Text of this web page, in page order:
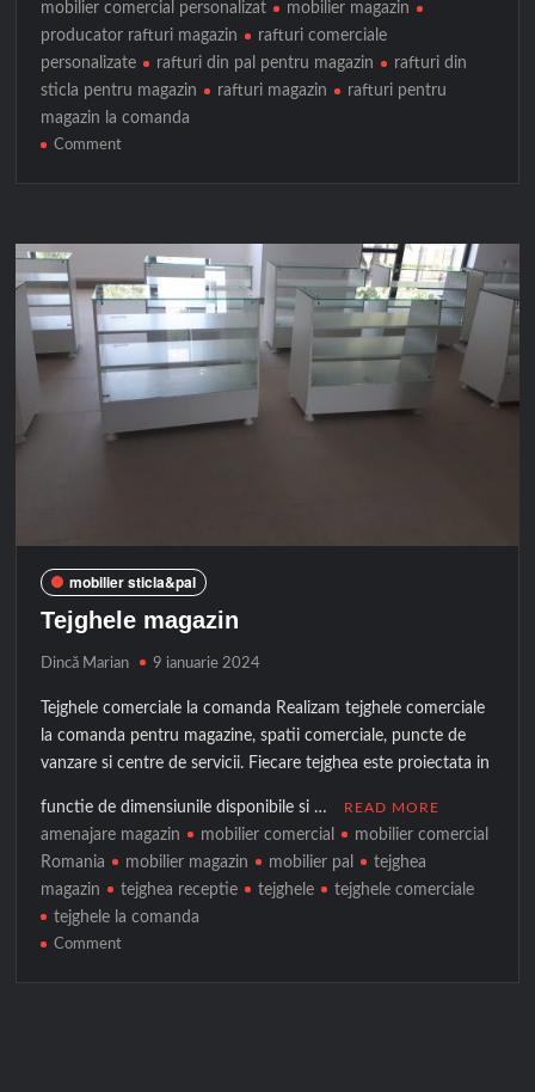
mobilier comercial personalizat
mobilier magazin
producator rafturi magazin
rafturi comerciale
personalizate
rafturi din pal pentru magazin
rafturi din
sticla pentru magazin
rafturi magazin
rafturi pentru
magazin la comanda
Commenton
mobilier sticla&pal
Tejghele magazin
Dincă Marian 9 ianuarie 2024
Tejghele comerciale la comanda Realizam tejghele comerciale
la comanda pentru magazine, spatii comerciale, puncte de
vanzare si centre de servicii. Fiecare tejghea este proiectata in
functie de dimensiunile disponibile si … READ MORE
amenajare magazin mobilier comercial
mobilier comercial
Romania
mobilier magazin mobilier pal
tejghea
magazin
tejghea receptie tejghele
tejghele comerciale
tejghele la comanda
Commenton